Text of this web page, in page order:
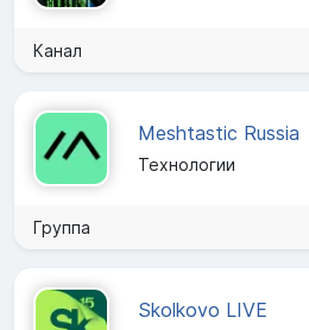
Канал
Meshtastic Russia
Технологии
Группа
Skolkovo LIVE